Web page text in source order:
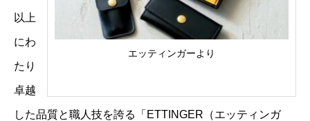
エッティンガーより
以上
にわ
たり
卓越
した品質と職人技を誇る「ETTINGER（エッティンガ